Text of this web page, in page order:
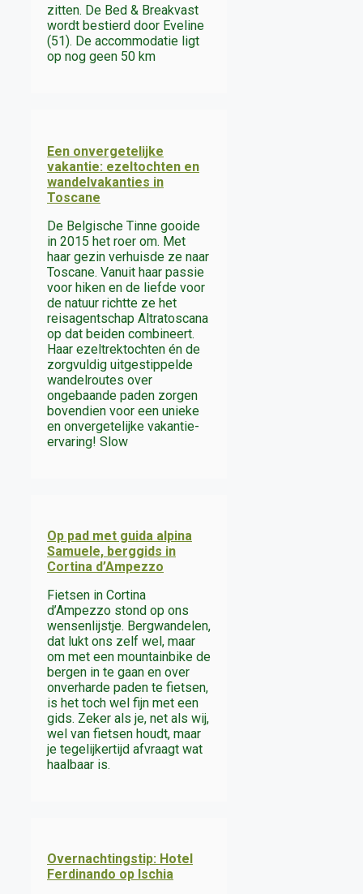
zitten. De Bed & Breakvast
wordt bestierd door Eveline
(51). De accommodatie ligt
op nog geen 50 km
Een onvergetelijke
vakantie: ezeltochten en
wandelvakanties in
Toscane
De Belgische Tinne gooide
in 2015 het roer om. Met
haar gezin verhuisde ze naar
Toscane. Vanuit haar passie
voor hiken en de liefde voor
de natuur richtte ze het
reisagentschap Altratoscana
op dat beiden combineert.
Haar ezeltrektochten én de
zorgvuldig uitgestippelde
wandelroutes over
ongebaande paden zorgen
bovendien voor een unieke
en onvergetelijke vakantie-
ervaring! Slow
Op pad met guida alpina
Samuele, berggids in
Cortina d’Ampezzo
Fietsen in Cortina
d’Ampezzo stond op ons
wensenlijstje. Bergwandelen,
dat lukt ons zelf wel, maar
om met een mountainbike de
bergen in te gaan en over
onverharde paden te fietsen,
is het toch wel fijn met een
gids. Zeker als je, net als wij,
wel van fietsen houdt, maar
je tegelijkertijd afvraagt wat
haalbaar is.
Overnachtingstip: Hotel
Ferdinando op Ischia